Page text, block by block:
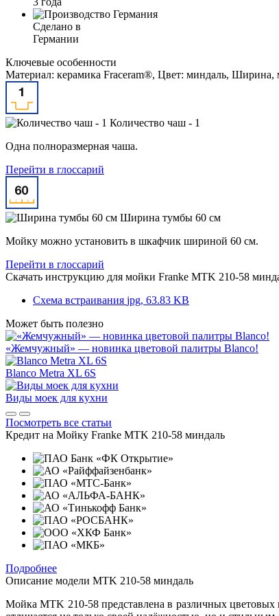
Сделано в
Германии
Ключевые особенности
Материал: керамика Fraceram®, Цвет: миндаль,
Количество чаш - 1
Одна полноразмерная чаша.
Перейти в глоссарий
Ширина тумбы 60 см
Мойку можно установить в шкафчик шириной 60 см.
Перейти в глоссарий
Скачать инструкцию для мойки Franke MTK 210-58
Схема встраивания jpg, 63.83 KB
Может быть полезно
«Жемчужный» — новинка цветовой палитры Blanco!
Blanco Metra XL 6S
Виды моек для кухни
Посмотреть все статьи
Кредит на Мойку Franke MTK 210-58 миндаль
Подробнее
Описание модели MTK 210-58 миндаль
Мойка MTK 210-58 представлена в различных цветовых